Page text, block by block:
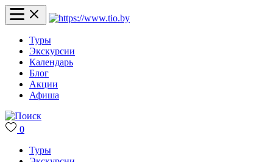
Туры
Экскурсии
Календарь
Блог
Акции
Афиша
0
Туры